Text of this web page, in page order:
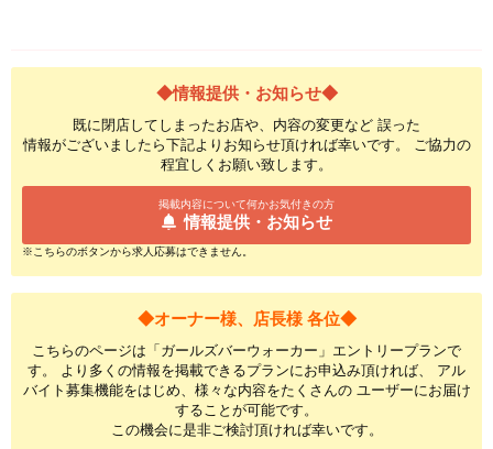
◆情報提供・お知らせ◆
既に閉店してしまったお店や、内容の変更など 誤った
情報がございましたら下記よりお知らせ頂ければ幸いです。 ご協力の
程宜しくお願い致します。
掲載内容について何かお気付きの方
情報提供・お知らせ
※こちらのボタンから求人応募はできません。
◆オーナー様、店長様 各位◆
こちらのページは「ガールズバーウォーカー」エントリープランで
す。 より多くの情報を掲載できるプランにお申込み頂ければ、 アル
バイト募集機能をはじめ、様々な内容をたくさんの ユーザーにお届け
することが可能です。
この機会に是非ご検討頂ければ幸いです。